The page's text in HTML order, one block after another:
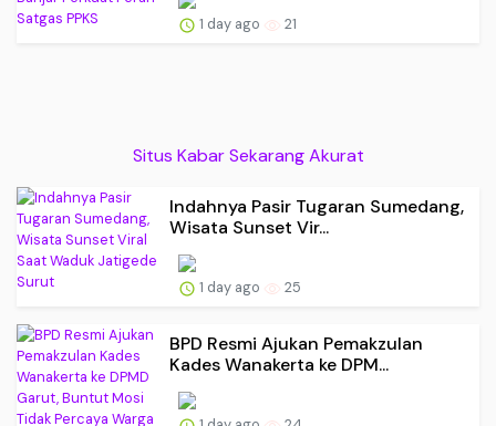
1 day ago 21
Situs Kabar Sekarang Akurat
Indahnya Pasir Tugaran Sumedang,
Wisata Sunset Vir...
1 day ago 25
BPD Resmi Ajukan Pemakzulan
Kades Wanakerta ke DPM...